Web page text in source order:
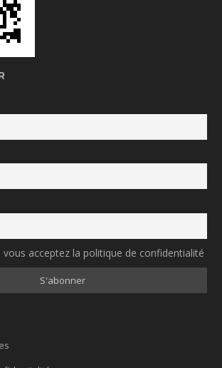
vous acceptez la politique de confidentialité